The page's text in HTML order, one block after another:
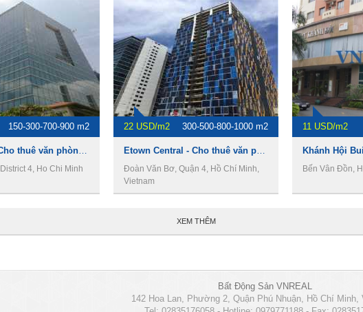
150-300-700-900 m2
4, Ho Chi Minh
22 USD/m2 300-500-800-1000 m2
Đoàn Văn Bơ, Quận 4, Hồ Chí Minh,
Vietnam
11 USD/m2
Bến Vân Đồn,
XEM THÊM
Bất Động Sản VNREAL
142 Hoa Lan, Phường 2, Quận Phú Nhuận, Hồ Chí Minh,